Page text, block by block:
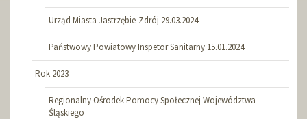
Urząd Miasta Jastrzębie-Zdrój 29.03.2024
Państwowy Powiatowy Inspetor Sanitarny 15.01.2024
Rok 2023
Regionalny Ośrodek Pomocy Społecznej Województwa
Śląskiego